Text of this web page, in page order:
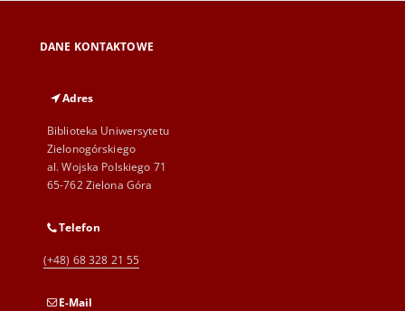
DANE KONTAKTOWE
Adres
Biblioteka Uniwersytetu
Zielonogórskiego
al. Wojska Polskiego 71
65-762 Zielona Góra
Telefon
(+48) 68 328 21 55
E-Mail